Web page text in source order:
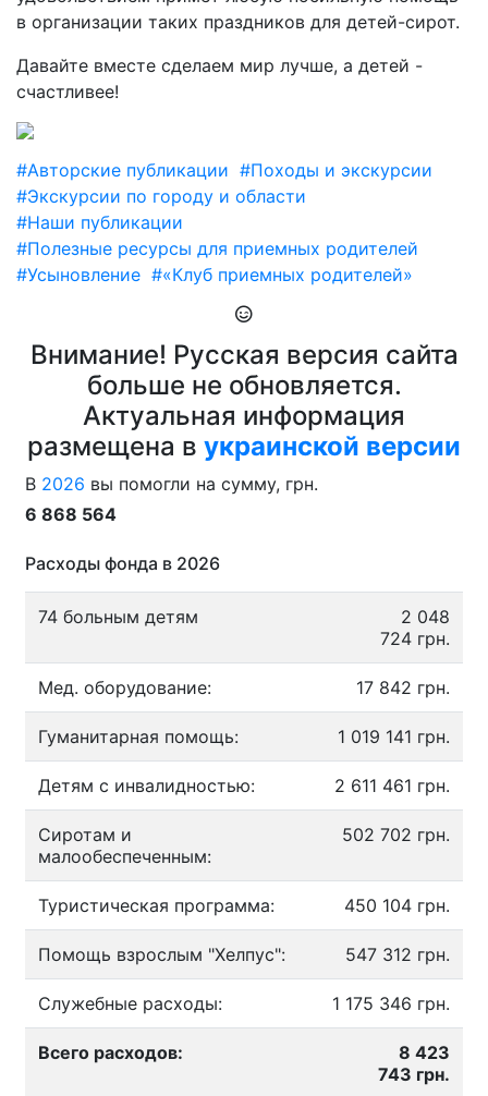
в организации таких праздников для детей-сирот.
Давайте вместе сделаем мир лучше, а детей -
счастливее!
#Авторские публикации #Походы и экскурсии
#Экскурсии по городу и области
#Наши публикации
#Полезные ресурсы для приемных родителей
#Усыновление #«Клуб приемных родителей»
Внимание! Русская версия сайта
больше не обновляется.
Актуальная информация
размещена в украинской версии
В 2026 вы помогли на сумму, грн.
6 868 564
Расходы фонда в 2026
74 больным детям
2 048
724 грн.
Мед. оборудование: 17 842 грн.
Гуманитарная помощь: 1 019 141 грн.
Детям с инвалидностью: 2 611 461 грн.
Сиротам и
малообеспеченным:
502 702 грн.
Туристическая программа: 450 104 грн.
Помощь взрослым "Хелпус": 547 312 грн.
Служебные расходы: 1 175 346 грн.
Всего расходов:
8 423
743 грн.